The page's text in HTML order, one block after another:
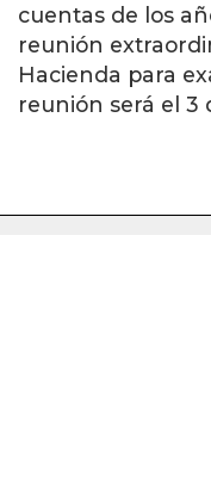
cuentas de los
reunión
Hacienda para
reunión será el 3